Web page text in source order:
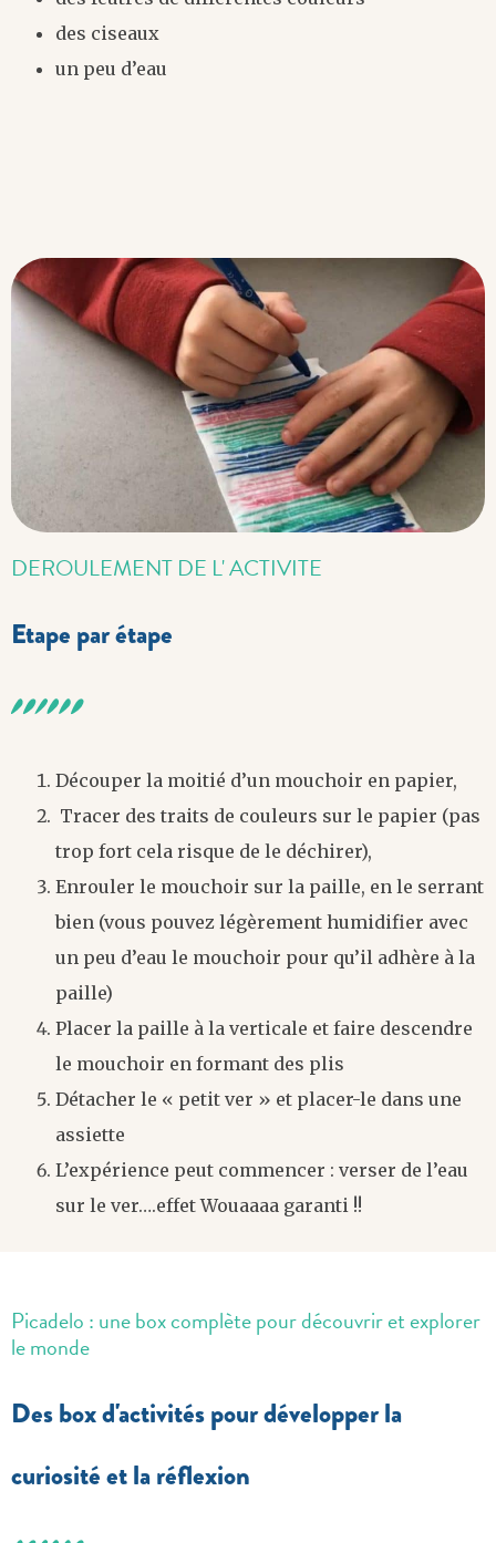
des ciseaux
un peu d’eau
DEROULEMENT DE L' ACTIVITE
Etape par étape
Découper la moitié d’un mouchoir en papier,
Tracer des traits de couleurs sur le papier (pas
trop fort cela risque de le déchirer),
Enrouler le mouchoir sur la paille, en le serrant
bien (vous pouvez légèrement humidifier avec
un peu d’eau le mouchoir pour qu’il adhère à la
paille)
Placer la paille à la verticale et faire descendre
le mouchoir en formant des plis
Détacher le « petit ver » et placer-le dans une
assiette
L’expérience peut commencer : verser de l’eau
sur le ver….effet Wouaaaa garanti !!
Picadelo : une box complète pour découvrir et explorer
le monde
Des box d'activités pour développer la
curiosité et la réflexion